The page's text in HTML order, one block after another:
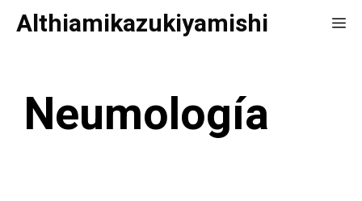
Saltar
Althiamikazukiyamishi
Neumología